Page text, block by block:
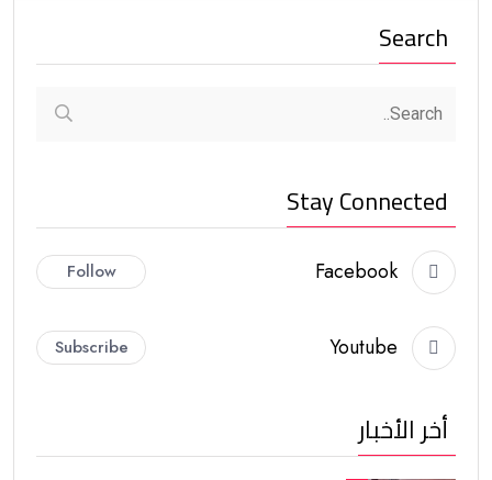
Search
Stay Connected
Facebook
Follow
Youtube
Subscribe
أخر الأخبار